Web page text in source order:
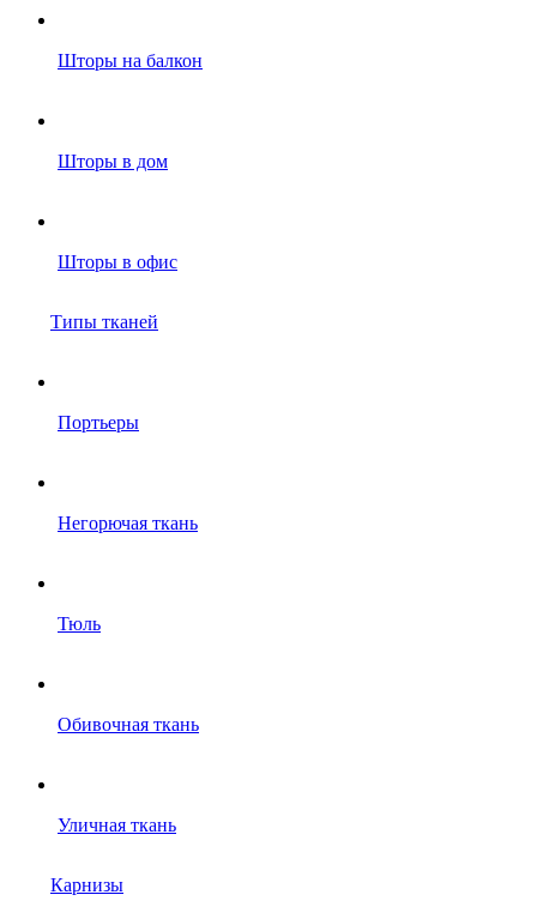
Шторы на балкон
Шторы в дом
Шторы в офис
Типы тканей
Портьеры
Негорючая ткань
Тюль
Обивочная ткань
Уличная ткань
Карнизы